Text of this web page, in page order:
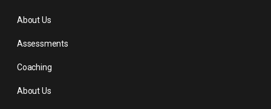
About Us
Assessments
Coaching
About Us